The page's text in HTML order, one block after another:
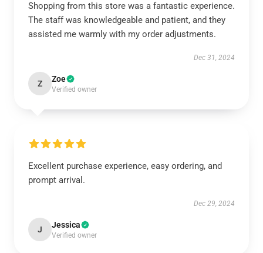
Shopping from this store was a fantastic experience.
The staff was knowledgeable and patient, and they
assisted me warmly with my order adjustments.
Dec 31, 2024
Z Zoe
Verified owner
Excellent purchase experience, easy ordering, and
prompt arrival.
Dec 29, 2024
J Jessica
Verified owner